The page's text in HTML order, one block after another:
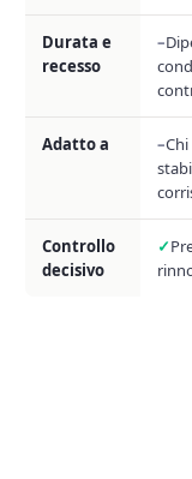
Durata e
recesso
Adatto a
Controllo
decisivo